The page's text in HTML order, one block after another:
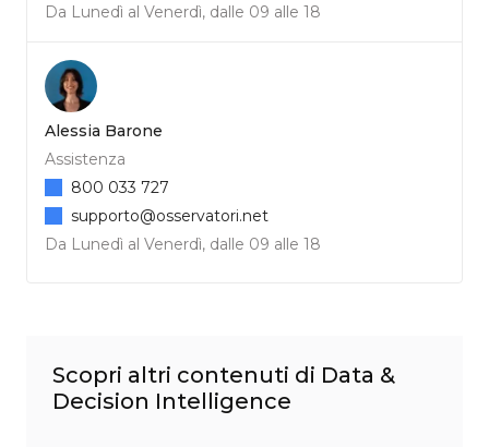
Da Lunedì al Venerdì, dalle 09 alle 18
Alessia Barone
Assistenza
Da Lunedì al Venerdì, dalle 09 alle 18
800 033 727
supporto@osservatori.net
Scopri altri contenuti di Data &
Decision Intelligence